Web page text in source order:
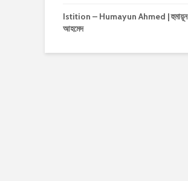
Istition – Humayun Ahmed | হুমায়ূন
আহমেদ